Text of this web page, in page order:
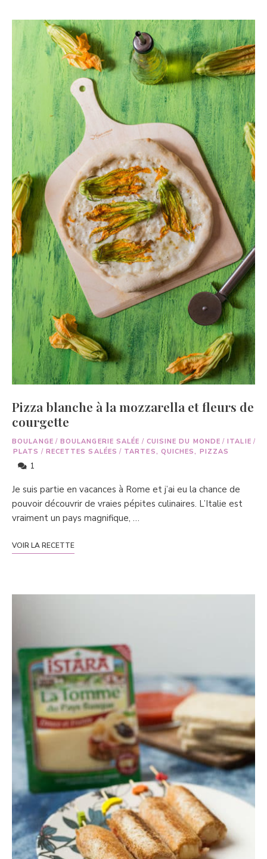
Pizza blanche à la mozzarella et fleurs de
courgette
BOULANGE / BOULANGERIE SALÉE / CUISINE DU MONDE / ITALIE /
PLATS / RECETTES SALÉES / TARTES, QUICHES, PIZZAS
1
Je suis partie en vacances à Rome et j’ai eu la chance de
pouvoir découvrir de vraies pépites culinaires. L’Italie est
vraiment un pays magnifique, …
VOIR LA RECETTE